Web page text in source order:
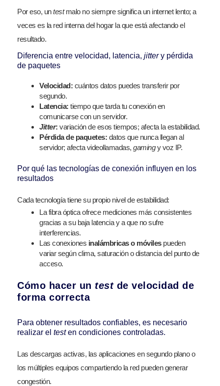
Por eso, untestmalo no siempre significa un internet lento; a
veces es la red interna del hogar la que está afectando el
resultado.
Diferencia entre velocidad, latencia, jittery pérdida
de paquetes
Velocidad: cuántos datos puedes transferir por
segundo.
Latencia: tiempo que tarda tu conexión en
comunicarse con un servidor.
Jitter: variación de esos tiempos; afecta la estabilidad.
Pérdida de paquetes: datos que nunca llegan al
servidor; afecta videollamadas, gamingy voz IP.
Por qué las tecnologías de conexión influyen en los
resultados
Cada tecnología tiene su propio nivel de estabilidad:
La fibra óptica ofrece mediciones más consistentes
gracias a su baja latencia y a que no sufre
interferencias.
Las conexiones inalámbricas o móvilespueden
variar según clima, saturación o distancia del punto de
acceso.
Cómo hacer un testde velocidad de
forma correcta
Para obtener resultados confiables, es necesario
realizar el testen condiciones controladas.
Las descargas activas, las aplicaciones en segundo plano o
los múltiples equipos compartiendo la red pueden generar
congestión.